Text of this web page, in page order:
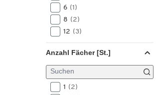
6 (1)
8 (2)
12 (3)
Anzahl Fächer [St.]
1 (2)